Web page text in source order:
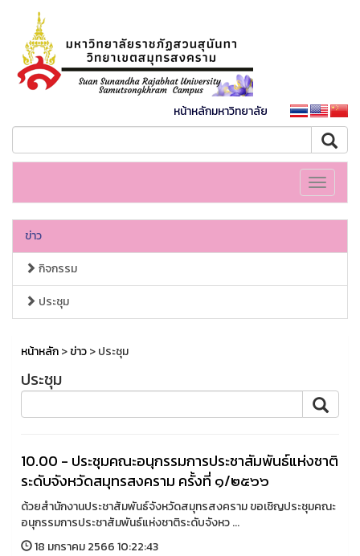
หน้าหลักมหาวิทยาลัย
Toggle
ข่าว
กิจกรรม
ประชุม
หน้าหลัก>ข่าว> ประชุม
ประชุม
10.00 - ประชุมคณะอนุกรรมการประชาสัมพันธ์แห่งชาติ
ระดับจังหวัดสมุทรสงคราม ครั้งที่ ๑/๒๕๖๖
ด้วยสำนักงานประชาสัมพันธ์จังหวัดสมุทรสงคราม ขอเชิญประชุมคณะ
อนุกรรมการประชาสัมพันธ์แห่งชาติระดับจังหว ...
18 มกราคม 2566 10:22:43